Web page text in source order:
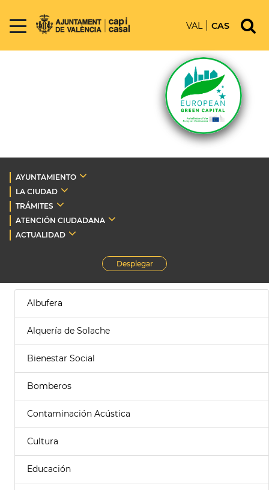
VAL CAS
AYUNTAMIENTO
LA CIUDAD
TRÁMITES
ATENCIÓN CIUDADANA
ACTUALIDAD
Desplegar
Albufera
Alquería de Solache
Bienestar Social
Bomberos
Contaminación Acústica
Cultura
Educación